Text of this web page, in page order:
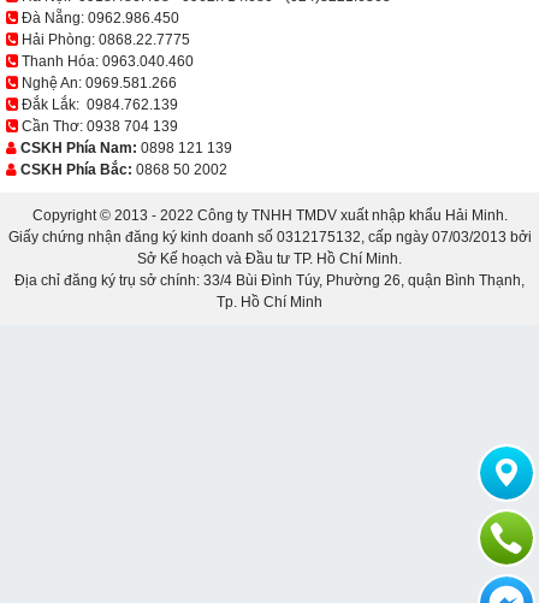
Đà Nẵng: 0962.986.450
Hải Phòng: 0868.22.7775
Thanh Hóa: 0963.040.460
Nghệ An: 0969.581.266
Đắk Lắk: 0984.762.139
Cần Thơ: 0938 704 139
CSKH Phía Nam: 0898 121 139
CSKH Phía Bắc: 0868 50 2002
Copyright © 2013 - 2022 Công ty TNHH TMDV xuất nhập khẩu Hải Minh.
Giấy chứng nhận đăng ký kinh doanh số 0312175132, cấp ngày 07/03/2013 bởi
Sở Kế hoạch và Đầu tư TP. Hồ Chí Minh.
Địa chỉ đăng ký trụ sở chính: 33/4 Bùi Đình Túy, Phường 26, quận Bình Thạnh,
Tp. Hồ Chí Minh